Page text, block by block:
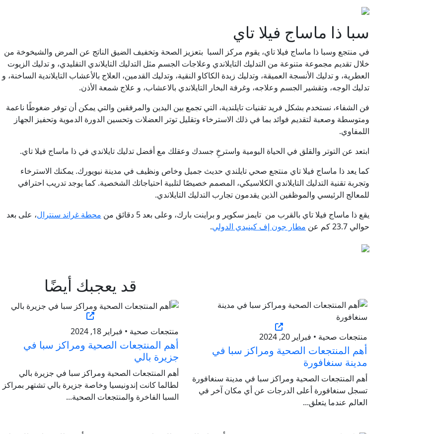
سبا ذا ماساج فيلا تاي
في منتجع وسبا ذا ماساج فيلا تاي، يقوم مركز السبا بتعزيز الصحة وتخفيف الضيق الناتج عن المرض والشيخوخة من
خلال تقديم مجموعة متنوعة من التدليك التايلاندي وعلاجات الجسم مثل التدليك التايلاندي التقليدي، و تدليك الزيوت
العطرية، و تدليك الأنسجة العميقة، وتدليك زبدة الكاكاو النقية، وتدليك القدمين، العلاج بالأعشاب التايلاندية الساخنة، و
تدليك الوجه، وتقشير الجسم وعلاجه، وغرفة البخار التايلاندي بالاعشاب، و علاج شمعة الأذن.
فن الشفاء، نستخدم بشكل فريد تقنيات تايلندية، التي تجمع بين اليدين والمرفقين والتي يمكن أن توفر ضغوطًا ناعمة
ومتوسطة وصعبة لتقديم فوائد بما في ذلك الاسترخاء وتقليل توتر العضلات وتحسين الدورة الدموية وتحفيز الجهاز
اللمفاوي.
ابتعد عن التوتر والقلق في الحياة اليومية واسترخِ جسدك وعقلك مع أفضل تدليك تايلاندي في ذا ماساج فيلا تاي.
كما يعد ذا ماساج فيلا تاي منتجع صحي تايلندي حديث جميل وخاص ونظيف في مدينة نيويورك. يمكنك الاسترخاء
وتجربة تقنية التدليك التايلاندي الكلاسيكي، المصمم خصيصًا لتلبية احتياجاتك الشخصية. كما يوجد تدريب احترافي
للمعالج الرئيسي والموظفين الذين يقدمون تجارب التدليك التايلاندي.
يقع ذا ماساج فيلا تاي بالقرب من تايمز سكوير و براينت بارك، وعلى بعد 5 دقائق من
محطة غراند سنترال، على بعد
حوالي 23.7 كم عن
مطار جون إف كينيدي الدولي.
قد يعجبك أيضًا
منتجعات صحية • فبراير 20, 2024
أهم المنتجعات الصحية ومراكز سبا في
مدينة سنغافورة
أهم المنتجعات الصحية ومراكز سبا في مدينة سنغافورة
تسجل سنغافورة أعلى الدرجات عن أي مكان آخر في
العالم عندما يتعلق...
منتجعات صحية • فبراير 18, 2024
أهم المنتجعات الصحية ومراكز سبا في
جزيرة بالي
أهم المنتجعات الصحية ومراكز سبا في جزيرة بالي
لطالما كانت إندونيسيا وخاصة جزيرة بالي تشتهر بمراكز
السبا الفاخرة والمنتجعات الصحية...